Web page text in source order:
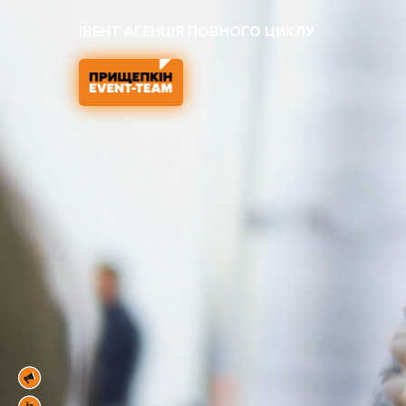
ІВЕНТ АГЕНЦІЯ ПОВНОГО ЦИКЛУ